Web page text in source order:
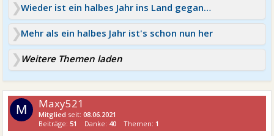
Wieder ist ein halbes Jahr ins Land gegangen.
Mehr als ein halbes Jahr ist's schon nun her
Weitere Themen laden
M Maxy521
Mitglied seit:08.06.2021
Beiträge: 51 Danke: 40 Themen: 1